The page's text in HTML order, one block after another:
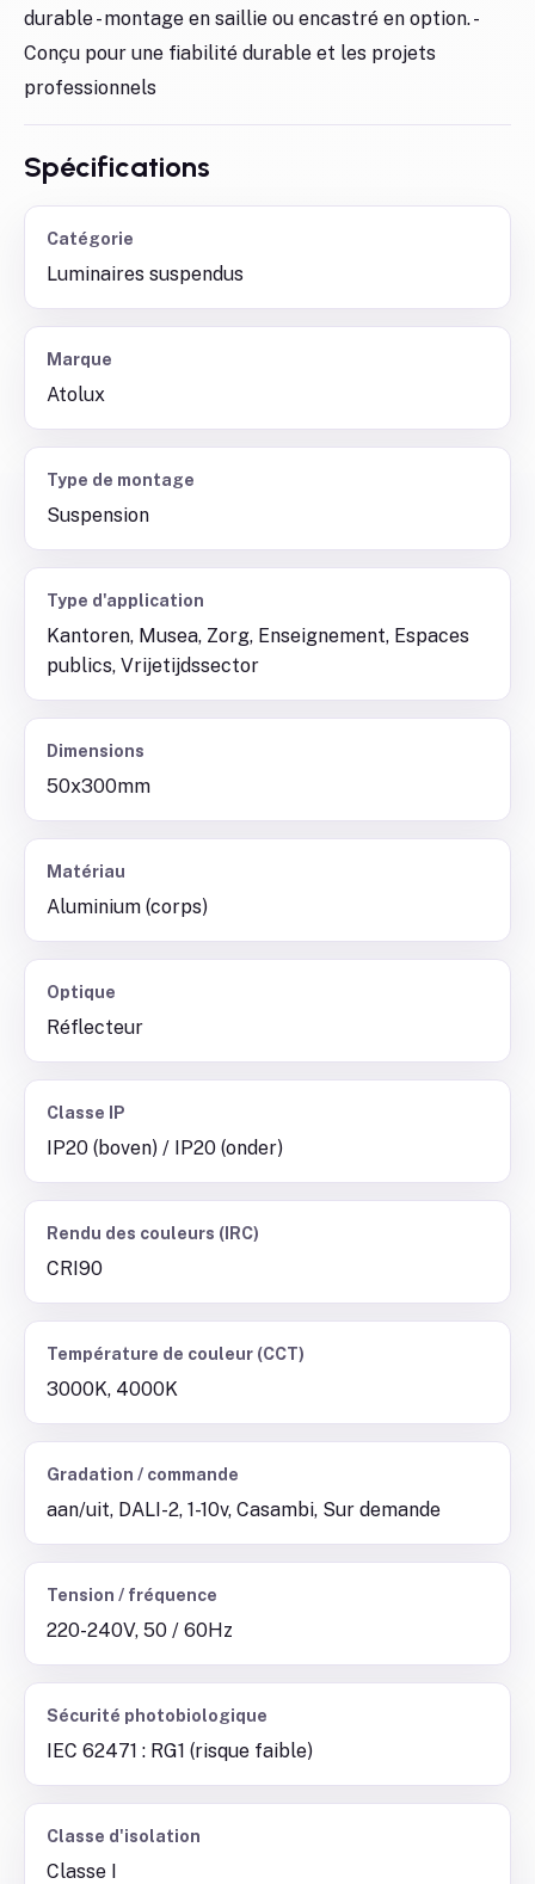
durable - montage en saillie ou encastré en option. -
Conçu pour une fiabilité durable et les projets
professionnels
Spécifications
Catégorie
Luminaires suspendus
Marque
Atolux
Type de montage
Suspension
Type d'application
Kantoren, Musea, Zorg, Enseignement, Espaces
publics, Vrijetijdssector
Dimensions
50x300mm
Matériau
Aluminium (corps)
Optique
Réflecteur
Classe IP
IP20 (boven) / IP20 (onder)
Rendu des couleurs (IRC)
CRI90
Température de couleur (CCT)
3000K, 4000K
Gradation / commande
aan/uit, DALI-2, 1-10v, Casambi, Sur demande
Tension / fréquence
220-240V, 50 / 60Hz
Sécurité photobiologique
IEC 62471 : RG1 (risque faible)
Classe d'isolation
Classe I